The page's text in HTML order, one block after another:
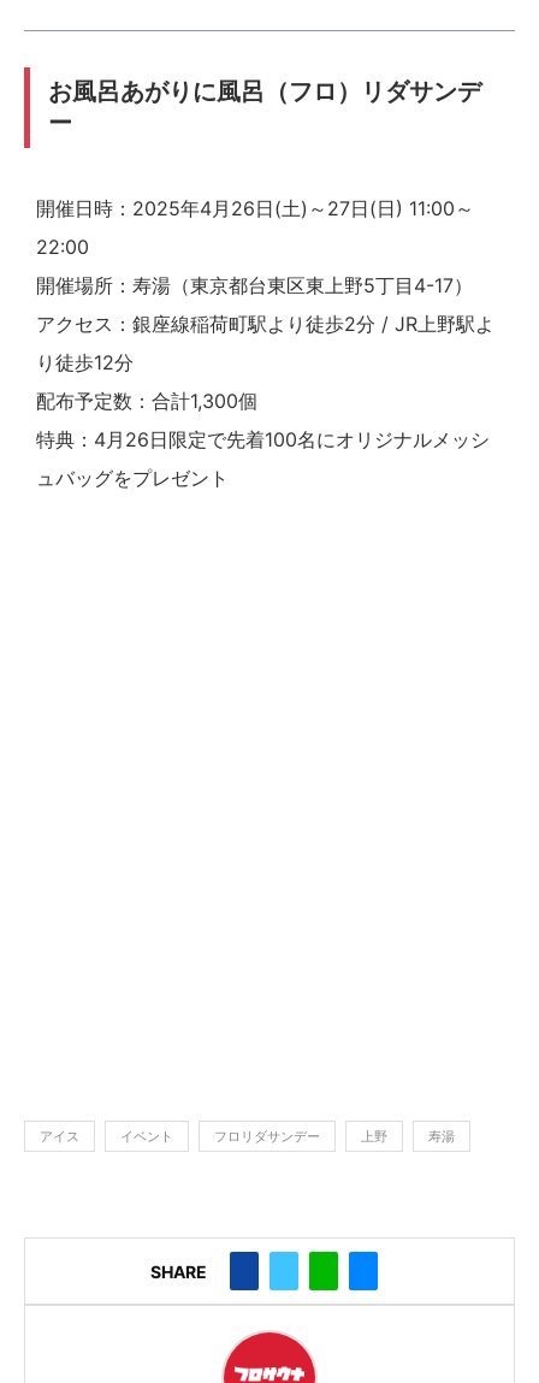
お風呂あがりに風呂（フロ）リダサンデ
ー
開催日時：2025年4月26日(土)～27日(日) 11:00～
22:00
開催場所：寿湯（東京都台東区東上野5丁目4-17）
アクセス：銀座線稲荷町駅より徒歩2分 / JR上野駅よ
り徒歩12分
配布予定数：合計1,300個
特典：4月26日限定で先着100名にオリジナルメッシ
ュバッグをプレゼント
アイス イベント フロリダサンデー 上野 寿湯
SHARE